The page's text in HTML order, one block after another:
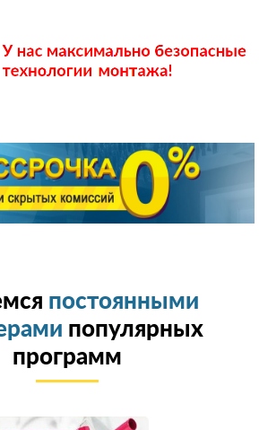
постоянными
популярных
программ